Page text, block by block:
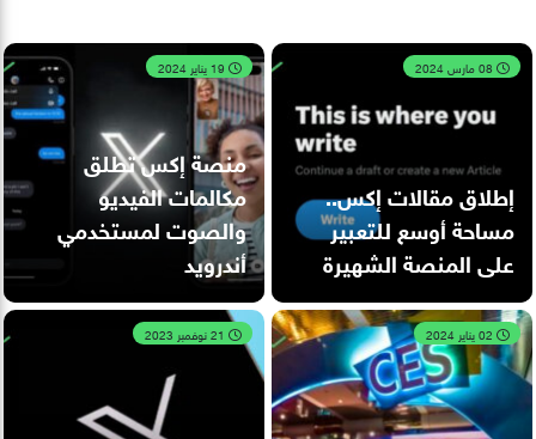
إطلاق مقالات إكس..
مساحة أوسع للتعبير
على المنصة الشهيرة
منصة إكس تطلق
مكالمات الفيديو
والصوت لمستخدمي
أندرويد